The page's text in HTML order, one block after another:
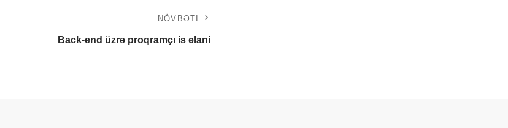
NÖVBƏTI
Back-end üzrə proqramçı is elani